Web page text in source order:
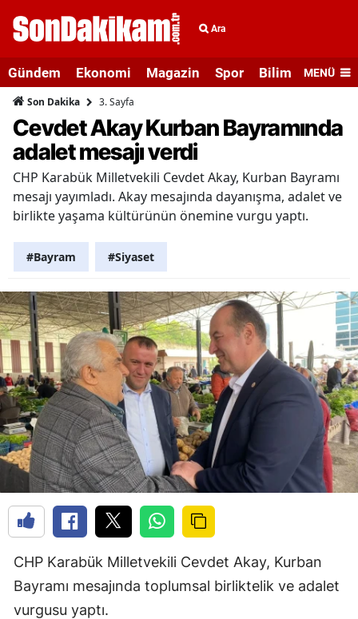
Ara
Gündem Ekonomi Magazin Spor Bilim veMENÜ
Son Dakika 3. Sayfa
Cevdet Akay Kurban Bayramında
adalet mesajı verdi
CHP Karabük Milletvekili Cevdet Akay, Kurban Bayramı
mesajı yayımladı. Akay mesajında dayanışma, adalet ve
birlikte yaşama kültürünün önemine vurgu yaptı.
#Bayram #Siyaset
CHP Karabük Milletvekili Cevdet Akay, Kurban
Bayramı mesajında toplumsal birliktelik ve adalet
vurgusu yaptı.